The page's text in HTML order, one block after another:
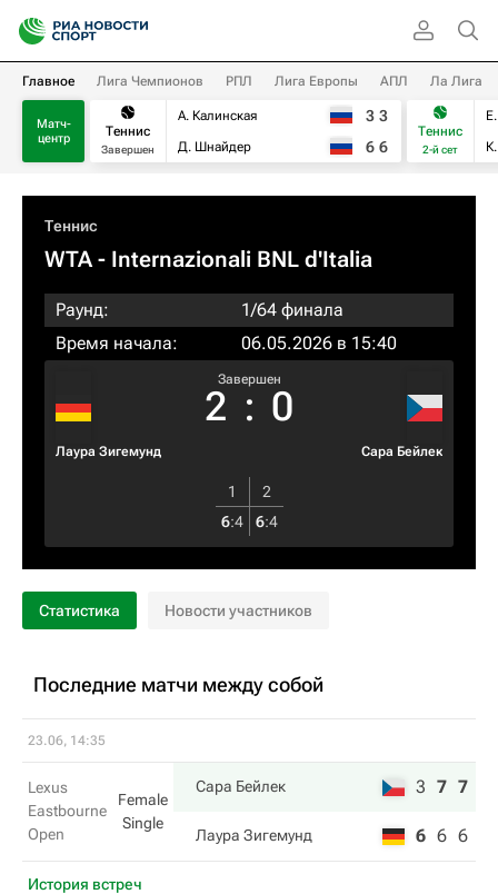
Главное Лига Чемпионов РПЛ Лига Европы АПЛ Ла Лига
Матч-
центр
Теннис
Завершен
А. Калинская
Д. Шнайдер
3 3
6 6
Теннис
2-й сет
Теннис
WTA- Internazionali BNL d'Italia
Раунд:
1/64 финала
Время начала:
06.05.2026 в 15:40
Лаура Зигемунд
Завершен
2 : 0
Сара Бейлек
1
2
6:4 6:4
Статистика Новости участников
Последние матчи между собой
23.06, 14:35
Lexus
Eastbourne
Open
Female
Single
Сара Бейлек 3 7 7
Лаура Зигемунд 6 6 6
История встреч